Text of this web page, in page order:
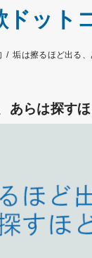
ドット
垢は擦るほど出る
あらは探す